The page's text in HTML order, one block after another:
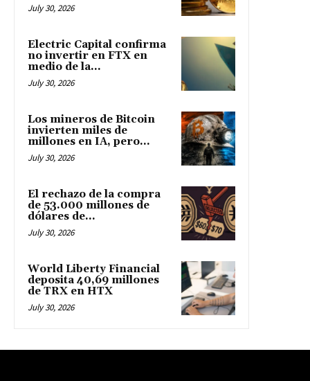
July 30, 2026
Electric Capital confirma
no invertir en FTX en
medio de la...
July 30, 2026
Los mineros de Bitcoin
invierten miles de
millones en IA, pero...
July 30, 2026
El rechazo de la compra
de 53.000 millones de
dólares de...
July 30, 2026
World Liberty Financial
deposita 40,69 millones
de TRX en HTX
July 30, 2026